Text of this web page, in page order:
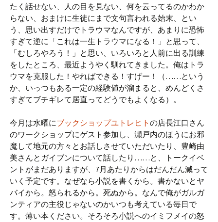
たく話せない、人の目を見ない、何を云ってるのかわか
らない、おまけに生徒にまで文句言われる始末、とい
う、思い出すだけでトラウマなんですが、あまりに恐怖
すぎて逆に「これは一生トラウマになる！」と思って、
「むしろやろう！」と思い、いろいろと人前に出る訓練
をしたところ、最近ようやく馴れてきました。俺はトラ
ウマを克服した！やればできる！すげー！（……という
か、いっつもある一定の経験値が溜まると、めんどくさ
すぎてブチギレて居直ってどうでもよくなる）。
今月は水曜にブックショップユトレヒト の店長江口さん
のワークショップにゲスト参加し、瀬戸内のほうにお邪
魔して地元の方々とお話しさせていただいたり、豊崎由
美さんとガイブンについて話したり……と、トークイベ
ントがまだありますが、7月あたりからはだんだん減って
いく予定です。なぜなら小説を書くから。書かないとヤ
バイから。怒られるから。死ぬから。なんで俺がガルガ
ンティアの主役じゃないのかいつも考えている毎日で
す。薄い本ください。そろそろ小説へのイミフメイの怒